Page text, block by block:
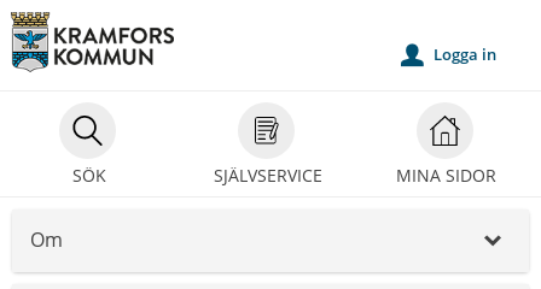
Välkommen
till
självservice
Kramfors
kommun
SÖK SJÄLVSERVICE MINA SIDOR
Om _
u Logga in